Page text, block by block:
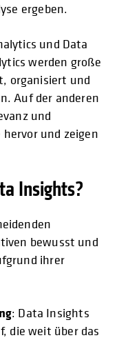
ergeben.
und Data
werden große
organisiert und
Auf der anderen
und
und zeigen
Insights?
bewusst und
ihrer
: Data Insights
die weit über das